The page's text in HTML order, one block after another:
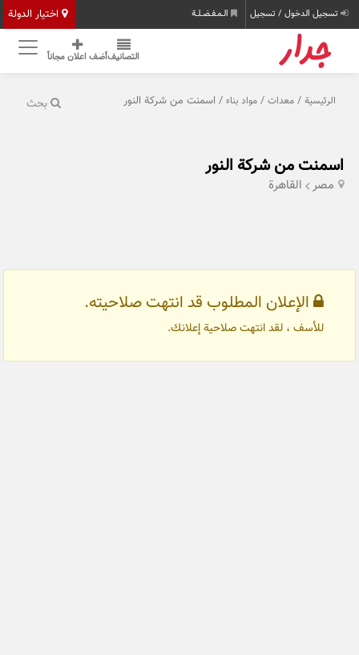
اختيار الدولة تسجيل الدخول / تسجيل الـمـفـضـلـة
التصانيفأضف اعلان مجاناً
بحث الرئيسية /معدات /مواد بناء / اسمنت من شركة النور
اسمنت من شركة النور
مصر القاهرة
الإعلان المطلوب قد انتهت صلاحيته.
للأسف ، لقد انتهت صلاحية إعلانك.